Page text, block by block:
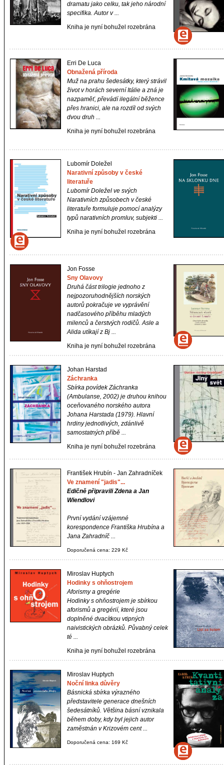
dramatu jako celku, tak jeho národní
specifika. Autor v ...
Kniha je nyní bohužel rozebrána
Erri De Luca
Obnažená příroda
Muž na prahu šedesátky, který strávil
život v horách severní Itálie a zná je
nazpaměť, převádí ilegální běžence
přes hranici, ale na rozdíl od svých
dvou druh ...
Kniha je nyní bohužel rozebrána
Lubomír Doležel
Narativní způsoby v české
literatuře
Lubomír Doležel ve svých
Narativních způsobech v české
literatuře formuluje pomocí analýzy
typů narativních promluv, subjekti ...
Kniha je nyní bohužel rozebrána
Jon Fosse
Sny Olavovy
Druhá část trilogie jednoho z
nejpozoruhodnějších norských
autorů pokračuje ve vyprávění
nadčasového příběhu mladých
milenců a čerstvých rodičů. Asle a
Alida utíkají z Bj ...
Kniha je nyní bohužel rozebrána
Johan Harstad
Záchranka
Sbírka povídek Záchranka
(Ambulanse, 2002) je druhou knihou
oceňovaného norského autora
Johana Harstada (1979). Hlavní
hrdiny jednotlivých, zdánlivě
samostatných příbě ...
Kniha je nyní bohužel rozebrána
František Hrubín - Jan Zahradníček
Ve znamení "jadis"...
Edičně připravili Zdena a Jan
Wiendlovi
První vydání vzájemné
korespondence Františka Hrubína a
Jana Zahradníč ...
Doporučená cena: 229 Kč
Miroslav Huptych
Hodinky s ohňostrojem
Aforismy a gregérie
Hodinky s ohňostrojem je sbírkou
aforismů a gregérií, které jsou
doplněné dvacítkou vtipných
naivistických obrázků. Půvabný celek
té ...
Kniha je nyní bohužel rozebrána
Miroslav Huptych
Noční linka důvěry
Básnická sbírka výrazného
představitele generace dnešních
šedesátníků. Většina básní vznikala
během doby, kdy byl jejich autor
zaměstnán v Krizovém cent ...
Doporučená cena: 169 Kč